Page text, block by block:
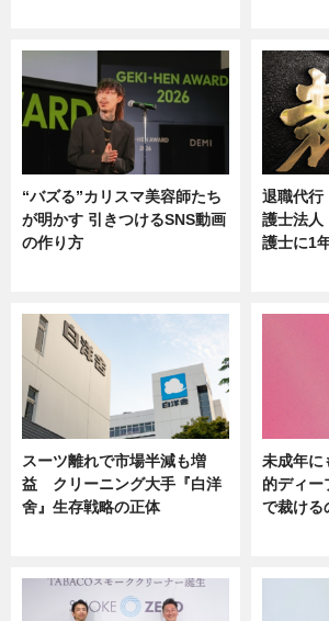
“バズる”カリスマ美容師たち
が明かす 引きつけるSNS動画
の作り方
退職代行
護士法人
護士に1
スーツ離れで市場半減も増
益 クリーニング大手『白洋
舍』生存戦略の正体
未成年に
的ディー
で裁け